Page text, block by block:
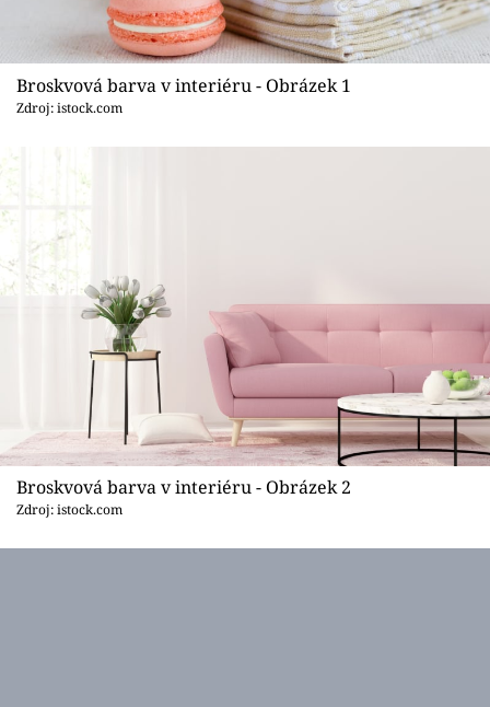
Design
Sledujte prima+
Přihlášení
Sledujte nás
Broskvová barva v interiéru - Obrázek 1
Zdroj: istock.com
Broskvová barva v interiéru - Obrázek 2
Zdroj: istock.com